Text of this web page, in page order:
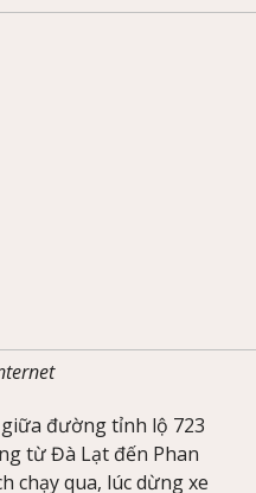
đường tỉnh lộ 723
từ Đà Lạt đến Phan
chạy qua, lúc dừng xe